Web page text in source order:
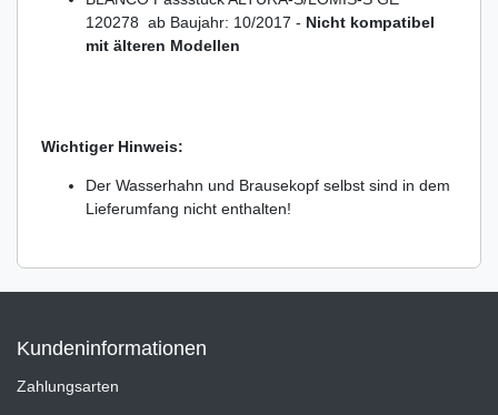
120278 ab Baujahr: 10/2017 - Nicht kompatibel
mit älteren Modellen
Wichtiger Hinweis:
Der Wasserhahn und Brausekopf selbst sind in dem
Lieferumfang nicht enthalten!
Kundeninformationen
Zahlungsarten